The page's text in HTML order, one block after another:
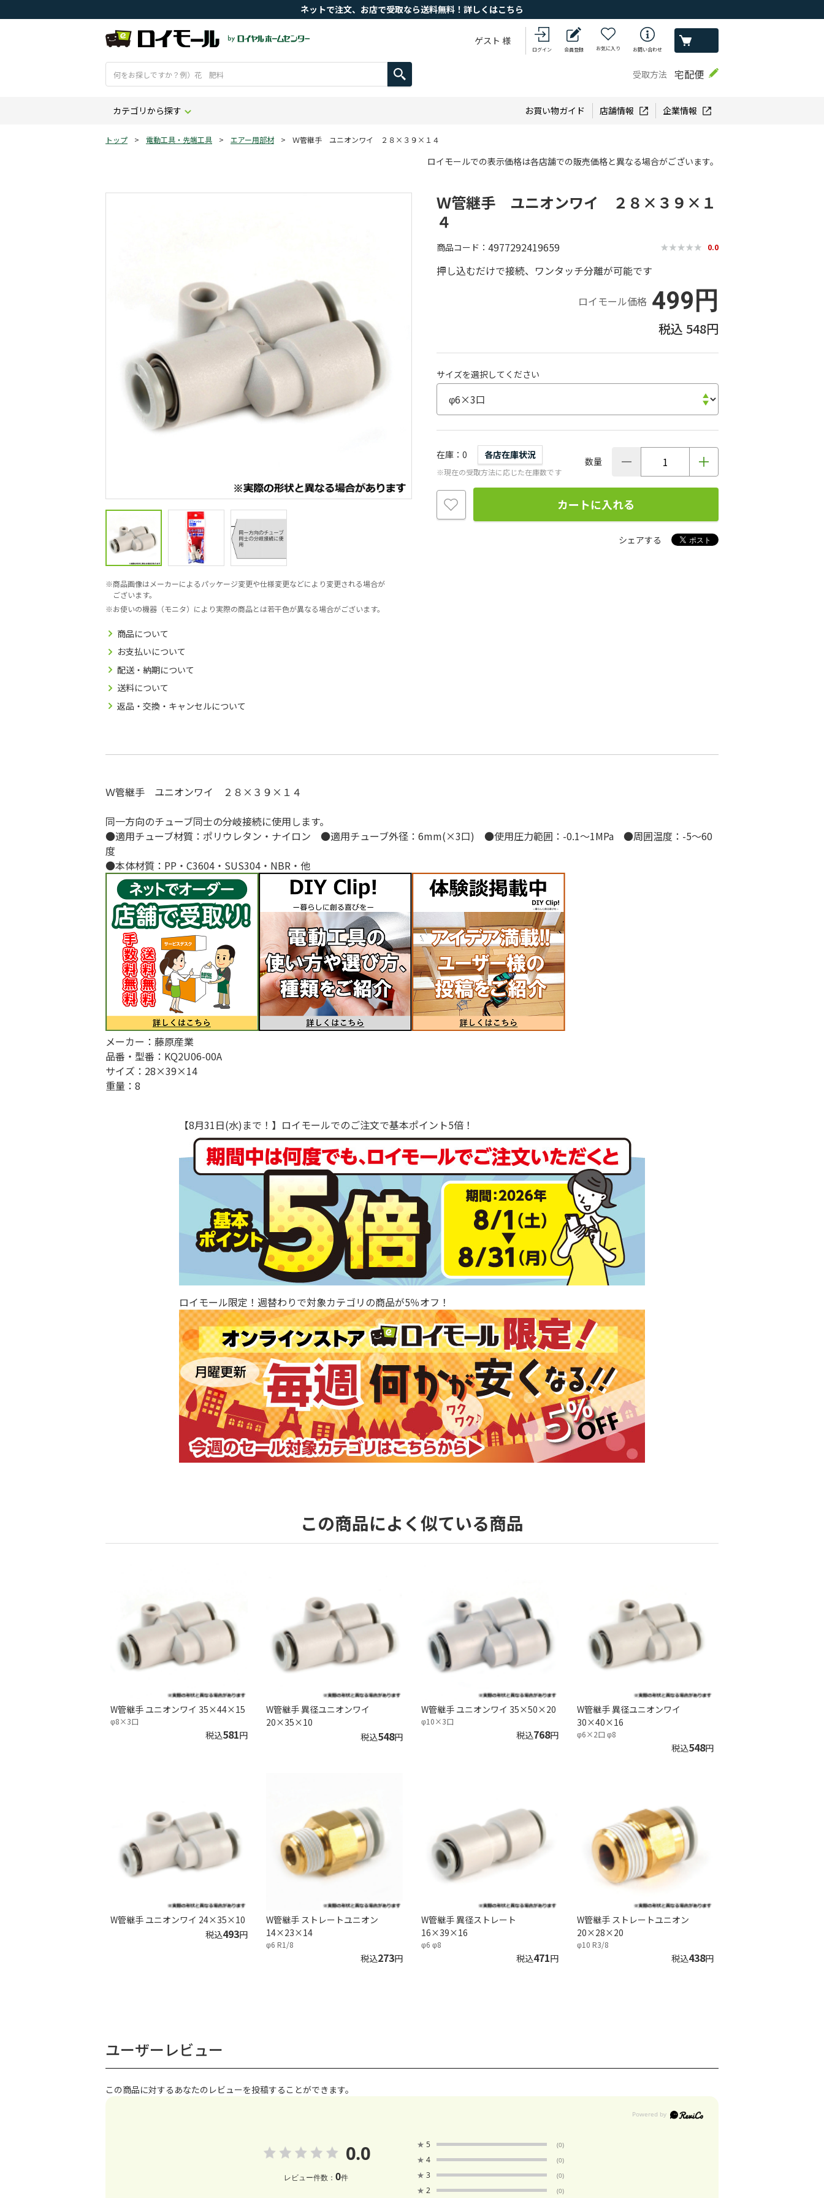
ネットで注文、お店で受取なら送料無料！詳しくはこちら
ゲスト 様
ログイン 会員登録 お気に入り お問い合わせ
受取方法 宅配便
カテゴリから探す お買い物ガイド 店舗情報 企業情報
トップ > 電動工具・先端工具 > エアー用部材 > Ｗ管継手 ユニオンワイ ２８×３９×１４
ロイモールでの表示価格は各店舗での販売価格と異なる場合がございます。
商品画像はメーカーによるパッケージ変更や仕様変更などにより変更される場合が
ございます。
お使いの機器（モニタ）により実際の商品とは若干色が異なる場合がございます。
商品について
お支払いについて
配送・納期について
送料について
返品・交換・キャンセルについて
Ｗ管継手 ユニオンワイ ２８×３９×１
４
商品コード 4977292419659 0.0
押し込むだけで接続、ワンタッチ分離が可能です
ロイモール価格 499円
548円
サイズを選択してください
在庫 0 各店在庫状況
※現在の受取方法に応じた在庫数です
数量
カートに入れる
シェアする
Ｗ管継手 ユニオンワイ ２８×３９×１４
同一方向のチューブ同士の分岐接続に使用します。
●適用チューブ材質：ポリウレタン・ナイロン ●適用チューブ外径：6mm(×3口) ●使用圧力範囲：-0.1～1MPa ●周囲温度：-5～60
度
●本体材質：PP・C3604・SUS304・NBR・他
メーカー：藤原産業
品番・型番：KQ2U06-00A
サイズ：28×39×14
重量：8
【8月31日(水)まで！】ロイモールでのご注文で基本ポイント5倍！
ロイモール限定！週替わりで対象カテゴリの商品が5％オフ！
この商品によく似ている商品
W管継手 ユニオンワイ 35×44×15
φ8×3口
税込581円
W管継手 異径ユニオンワイ
20×35×10
税込548円
W管継手 ユニオンワイ 35×50×20
φ10×3口
税込768円
W管継手 異径ユニオンワイ
30×40×16
φ6×2口 φ8
税込548円
W管継手 ユニオンワイ 24×35×10
税込493円
W管継手 ストレートユニオン
14×23×14
φ6 R1/8
税込273円
W管継手 異径ストレート
16×39×16
φ6 φ8
税込471円
W管継手 ストレートユニオン
20×28×20
φ10 R3/8
税込438円
ユーザーレビュー
この商品に対するあなたのレビューを投稿することができます。
0.0
レビュー件数： 0件
★ 5 (0)
★ 4 (0)
★ 3 (0)
★ 2 (0)